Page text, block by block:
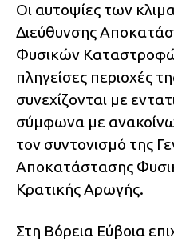
Οι αυτοψίες των
Διεύθυνσης
Φυσικών
πληγείσες περιοχές
συνεχίζονται με
σύμφωνα με
τον συντονισμό της
Αποκατάστασης
Κρατικής Αρωγής.
Στη Βόρεια Εύβοια